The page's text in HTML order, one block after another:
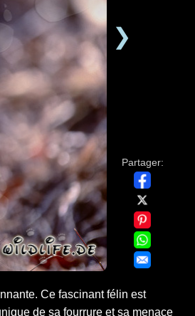
❯
Partager:
Ce fascinant félin est
de sa fourrure et sa menace